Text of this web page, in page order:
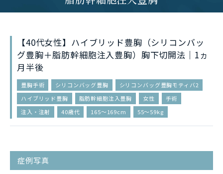
【40代女性】ハイブリッド豊胸（シリコンバッ
グ豊胸＋脂肪幹細胞注入豊胸）胸下切開法｜1ヵ
月半後
豊胸手術 シリコンバッグ豊胸
シリコンバッグ豊胸モティバ2
ハイブリッド豊胸
脂肪幹細胞注入豊胸 女性
手術
注入・注射
40歳代 165〜169cm 55〜59kg
症例写真